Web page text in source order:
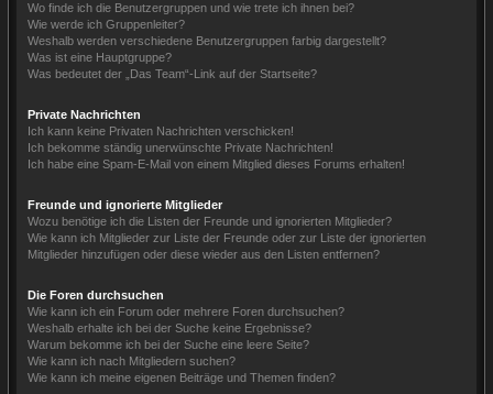
Wo finde ich die Benutzergruppen und wie trete ich ihnen bei?
Wie werde ich Gruppenleiter?
Weshalb werden verschiedene Benutzergruppen farbig dargestellt?
Was ist eine Hauptgruppe?
Was bedeutet der „Das Team“-Link auf der Startseite?
Private Nachrichten
Ich kann keine Privaten Nachrichten verschicken!
Ich bekomme ständig unerwünschte Private Nachrichten!
Ich habe eine Spam-E-Mail von einem Mitglied dieses Forums erhalten!
Freunde und ignorierte Mitglieder
Wozu benötige ich die Listen der Freunde und ignorierten Mitglieder?
Wie kann ich Mitglieder zur Liste der Freunde oder zur Liste der ignorierten
Mitglieder hinzufügen oder diese wieder aus den Listen entfernen?
Die Foren durchsuchen
Wie kann ich ein Forum oder mehrere Foren durchsuchen?
Weshalb erhalte ich bei der Suche keine Ergebnisse?
Warum bekomme ich bei der Suche eine leere Seite?
Wie kann ich nach Mitgliedern suchen?
Wie kann ich meine eigenen Beiträge und Themen finden?